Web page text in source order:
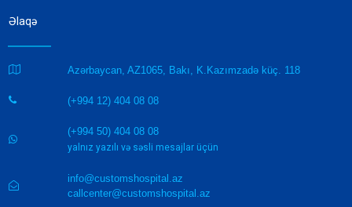
Əlaqə
 Azərbaycan, AZ1065, Bakı, K.Kazımzadə küç. 118
 (+994 12) 404 08 08

(+994 50) 404 08 08
yalnız yazılı və səsli mesajlar üçün

info@customshospital.az
callcenter@customshospital.az